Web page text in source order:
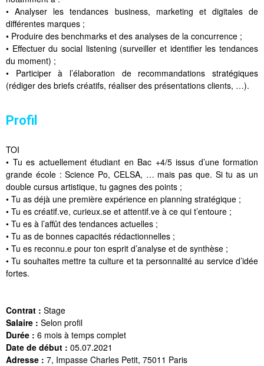
• Analyser les tendances business, marketing et digitales de
différentes marques ;
• Produire des benchmarks et des analyses de la concurrence ;
• Effectuer du social listening (surveiller et identifier les tendances
du moment) ;
• Participer à l’élaboration de recommandations stratégiques
(rédiger des briefs créatifs, réaliser des présentations clients, …).
Profil
TOI
• Tu es actuellement étudiant en Bac +4/5 issus d’une formation
grande école : Science Po, CELSA, … mais pas que. Si tu as un
double cursus artistique, tu gagnes des points ;
• Tu as déjà une première expérience en planning stratégique ;
• Tu es créatif.ve, curieux.se et attentif.ve à ce qui t’entoure ;
• Tu es à l’affût des tendances actuelles ;
• Tu as de bonnes capacités rédactionnelles ;
• Tu es reconnu.e pour ton esprit d’analyse et de synthèse ;
• Tu souhaites mettre ta culture et ta personnalité au service d’idée
fortes.
Contrat : Stage
Salaire : Selon profil
Durée : 6 mois à temps complet
Date de début : 05.07.2021
Adresse : 7, Impasse Charles Petit, 75011 Paris